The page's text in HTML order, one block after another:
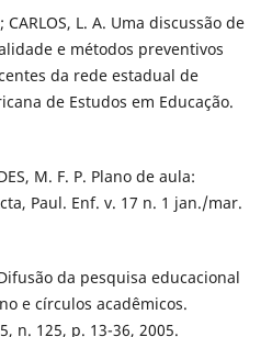
CARLOS, L. A. Uma discussão de
e métodos preventivos
da rede estadual de
de Estudos em Educação.
M. F. P. Plano de aula:
Paul. Enf. v. 17 n. 1 jan./mar.
da pesquisa educacional
e círculos acadêmicos.
n. 125, p. 13-36, 2005.